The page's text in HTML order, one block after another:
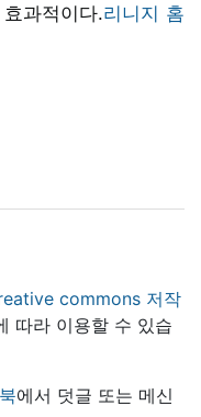
과적이다.리니지 홈
commons 저작
따라 이용할 수 있습
에서 덧글 또는 메신